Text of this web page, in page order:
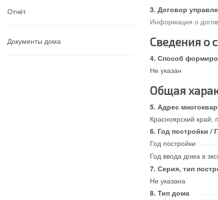
Отчёт
Документы дома
Договор
Информация о
Сведения о
Способ
Не указан
Общая
Адрес
Красноярский край,
Год постройки /
Год постройки
Год ввода дома в
Серия, тип
Не указана
Тип дома